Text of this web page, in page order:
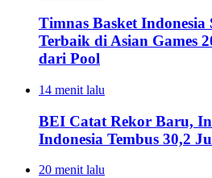
Timnas Basket
Terbaik di Asian Games
dari Pool
14 menit lalu
BEI Catat Rekor Baru,
Indonesia Tembus 30,2
20 menit lalu